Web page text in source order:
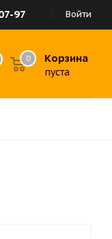
Войти
97
Корзина
пуста
0